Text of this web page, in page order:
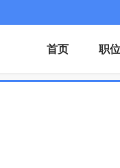
首页 职